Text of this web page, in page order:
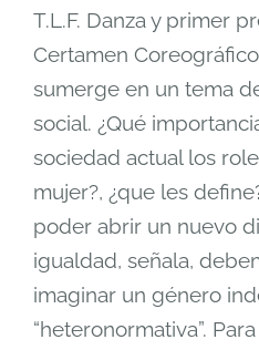
T.L.F. Danza y primer
Certamen
sumerge en un tema
social. ¿Qué
sociedad actual los
mujer?, ¿que les
poder abrir un nuevo
igualdad, señala,
imaginar un género
“heteronormativa”.